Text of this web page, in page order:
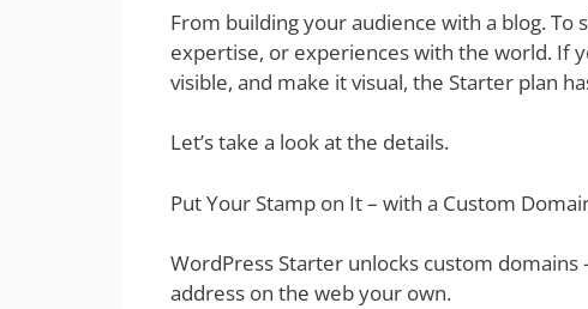
From building your audience with a blog. To
expertise, or experiences with the world. If
visible, and make it visual, the Starter plan
Let’s take a look at the details.
Put Your Stamp on It – with a Custom
WordPress Starter unlocks custom domains
address on the web your own.